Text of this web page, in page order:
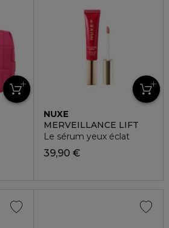
NUXE
MERVEILLANCE LIFT
Le sérum yeux éclat
39,90 €